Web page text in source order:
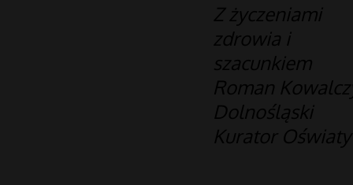
Z życzeniami
zdrowia i
szacunkiem
Roman
Dolnośląski
Kurator Oświaty